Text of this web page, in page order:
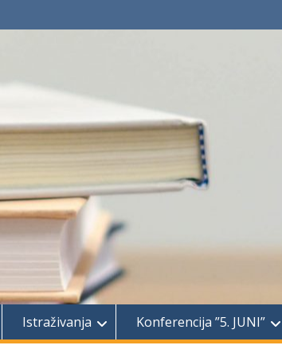
Istraživanja Konferencija ”5. JUNI”